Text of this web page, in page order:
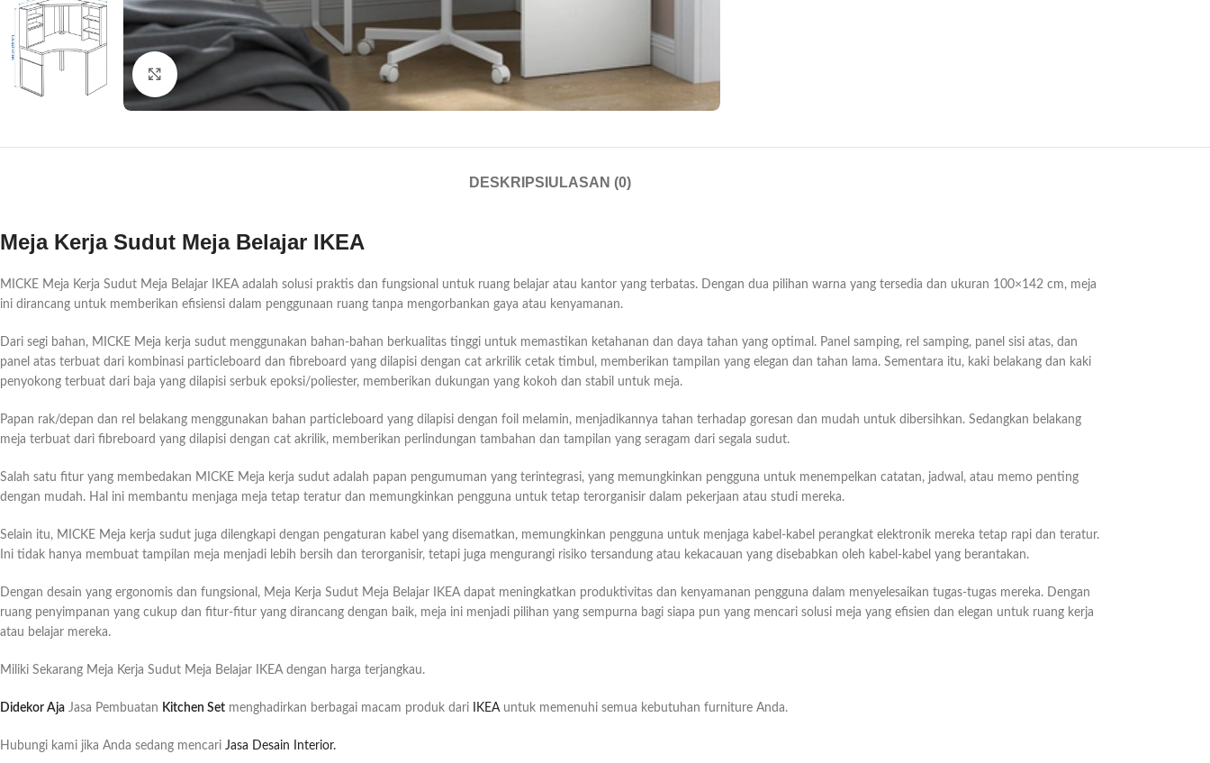
Click to enlarge
DESKRIPSI ULASAN (0)
Meja Kerja Sudut Meja Belajar IKEA
MICKE Meja Kerja Sudut Meja Belajar IKEA adalah solusi praktis dan fungsional untuk ruang belajar atau kantor yang terbatas. Dengan dua pilihan warna yang tersedia dan ukuran 100×142 cm, meja
ini dirancang untuk memberikan efisiensi dalam penggunaan ruang tanpa mengorbankan gaya atau kenyamanan.
Dari segi bahan, MICKE Meja kerja sudut menggunakan bahan-bahan berkualitas tinggi untuk memastikan ketahanan dan daya tahan yang optimal. Panel samping, rel samping, panel sisi atas, dan
panel atas terbuat dari kombinasi particleboard dan fibreboard yang dilapisi dengan cat arkrilik cetak timbul, memberikan tampilan yang elegan dan tahan lama. Sementara itu, kaki belakang dan kaki
penyokong terbuat dari baja yang dilapisi serbuk epoksi/poliester, memberikan dukungan yang kokoh dan stabil untuk meja.
Papan rak/depan dan rel belakang menggunakan bahan particleboard yang dilapisi dengan foil melamin, menjadikannya tahan terhadap goresan dan mudah untuk dibersihkan. Sedangkan belakang
meja terbuat dari fibreboard yang dilapisi dengan cat akrilik, memberikan perlindungan tambahan dan tampilan yang seragam dari segala sudut.
Salah satu fitur yang membedakan MICKE Meja kerja sudut adalah papan pengumuman yang terintegrasi, yang memungkinkan pengguna untuk menempelkan catatan, jadwal, atau memo penting
dengan mudah. Hal ini membantu menjaga meja tetap teratur dan memungkinkan pengguna untuk tetap terorganisir dalam pekerjaan atau studi mereka.
Selain itu, MICKE Meja kerja sudut juga dilengkapi dengan pengaturan kabel yang disematkan, memungkinkan pengguna untuk menjaga kabel-kabel perangkat elektronik mereka tetap rapi dan teratur.
Ini tidak hanya membuat tampilan meja menjadi lebih bersih dan terorganisir, tetapi juga mengurangi risiko tersandung atau kekacauan yang disebabkan oleh kabel-kabel yang berantakan.
Dengan desain yang ergonomis dan fungsional, Meja Kerja Sudut Meja Belajar IKEA dapat meningkatkan produktivitas dan kenyamanan pengguna dalam menyelesaikan tugas-tugas mereka. Dengan
ruang penyimpanan yang cukup dan fitur-fitur yang dirancang dengan baik, meja ini menjadi pilihan yang sempurna bagi siapa pun yang mencari solusi meja yang efisien dan elegan untuk ruang kerja
atau belajar mereka.
Miliki Sekarang Meja Kerja Sudut Meja Belajar IKEA dengan harga terjangkau.
Didekor Aja Jasa Pembuatan Kitchen Set menghadirkan berbagai macam produk dari IKEA untuk memenuhi semua kebutuhan furniture Anda.
Hubungi kami jika Anda sedang mencari Jasa Desain Interior.